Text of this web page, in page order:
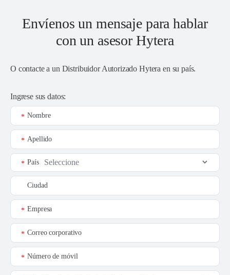
Envíenos un mensaje para hablar
con un asesor Hytera
O contacte a un Distribuidor Autorizado Hytera en su país.
Ingrese sus datos:
Nombre
*
Apellido
*
País
*
Ciudad
Empresa
*
Correo corporativo
*
Número de móvil
*